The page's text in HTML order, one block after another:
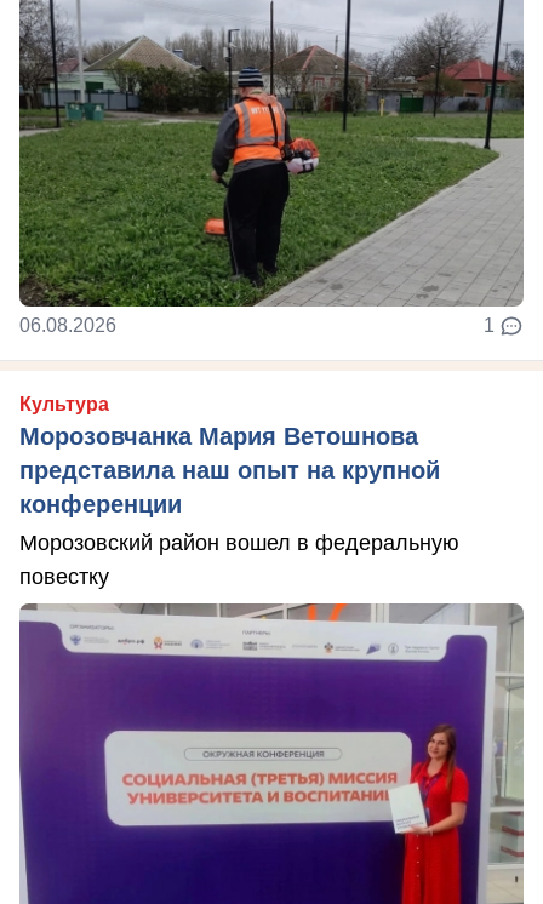
06.08.2026 1
Культура
Морозовчанка Мария Ветошнова
представила наш опыт на крупной
конференции
Морозовский район вошел в федеральную
повестку